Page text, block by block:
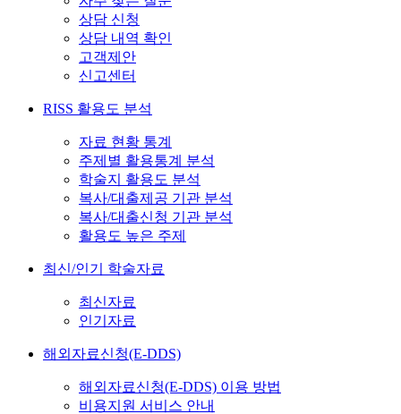
상담 신청
상담 내역 확인
고객제안
신고센터
RISS 활용도 분석
자료 현황 통계
주제별 활용통계 분석
학술지 활용도 분석
복사/대출제공 기관 분석
복사/대출신청 기관 분석
활용도 높은 주제
최신/인기 학술자료
최신자료
인기자료
해외자료신청(E-DDS)
해외자료신청(E-DDS) 이용 방법
비용지원 서비스 안내